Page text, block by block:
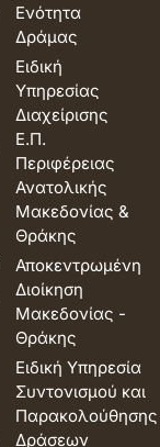
Ενότητα
Δράμας
Ειδική
Υπηρεσίας
Διαχείρισης
Ε.Π.
Περιφέρειας
Ανατολικής
Μακεδονίας &
Θράκης
Αποκεντρωμένη
Διοίκηση
Μακεδονίας -
Θράκης
Ειδική Υπηρεσία
Συντονισμού και
Παρακολούθησης
Δράσεων